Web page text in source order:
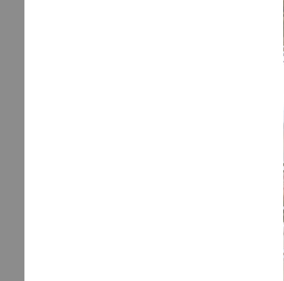
Capaccio
Il Gruppo Royal comprende: - Boutique Hotel, che
servizi all'avanguardia nell'accoglienza del turista. -
prodotti unici per specificità e filiera di produzione
spazio ristorante per 120 coperti e la spiaggia
Vedi